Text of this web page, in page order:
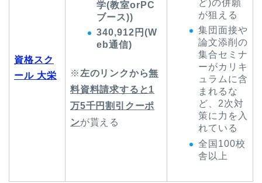
資格スク
ール 大栄
学(教室orPC
ブース))
340,912円(W
eb通信)
※ 左のリンクから無
料資料請求すると1
万5千円割引クーポ
ンが貰える
ど)の併願
が狙える
集団面接や
論文添削の
集合セミナ
ーがカリキ
ュラムに含
まれるな
ど、2次対
策に力を入
れている
全国100校
舎以上